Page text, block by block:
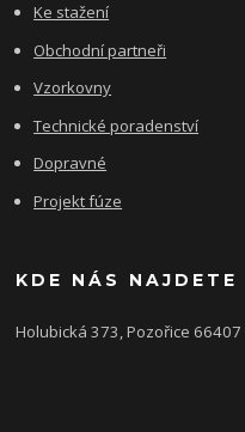
Ke stažení
Obchodní partneři
Vzorkovny
Technické poradenství
Dopravné
Projekt fúze
KDE NÁS NAJDETE
Holubická 373, Pozořice 66407